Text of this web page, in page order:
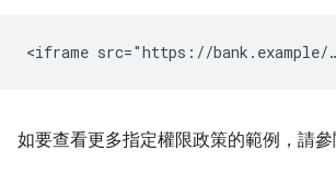
如要查看更多指定權限政策的範例，請參